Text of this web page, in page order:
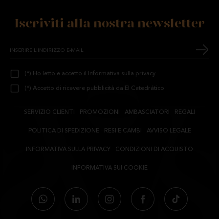
Iscriviti alla nostra newsletter
(*) Ho letto e accetto il Informativa sulla privacy
(*) Accetto di ricevere pubblicità da El Catedrático
SERVIZIO CLIENTI PROMOZIONI AMBASCIATORI REGALI
POLITICA DI SPEDIZIONE RESI E CAMBI AVVISO LEGALE
INFORMATIVA SULLA PRIVACY CONDIZIONI DI ACQUISTO
INFORMATIVA SUI COOKIE